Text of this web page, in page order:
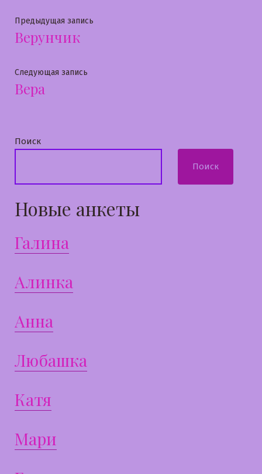
Навигация
по
записям
Предыдущая запись
Верунчик
Следующая запись
Вера
Поиск
Поиск
Новые анкеты
Галина
Алинка
Анна
Любашка
Катя
Мари